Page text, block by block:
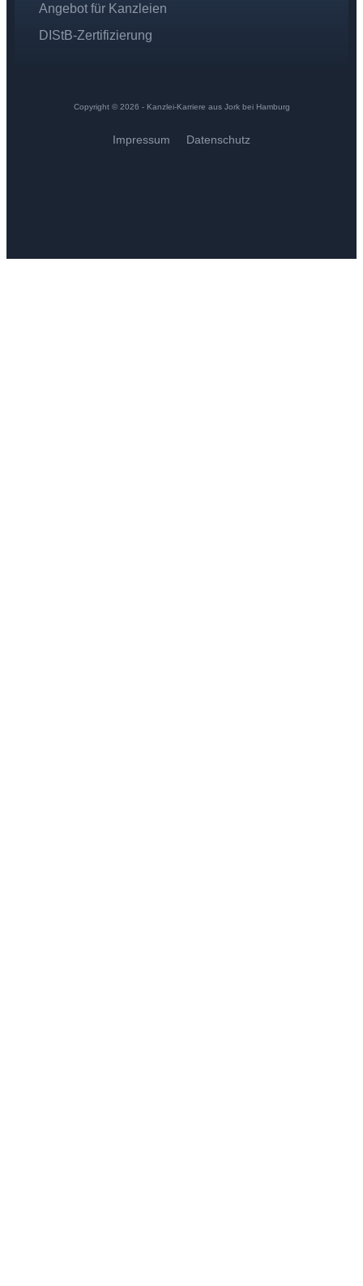
Angebot für Kanzleien
DIStB-Zertifizierung
Copyright © 2026 - Kanzlei-Karriere aus Jork bei Hamburg
Impressum Datenschutz